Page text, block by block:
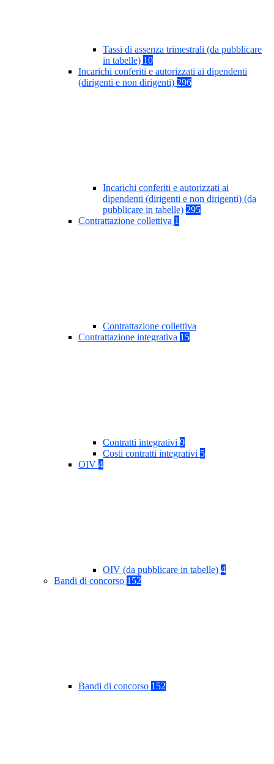
Tassi di assenza trimestrali (da pubblicare
in tabelle) 10
Incarichi conferiti e autorizzati ai dipendenti
(dirigenti e non dirigenti) 296
Incarichi conferiti e autorizzati ai
dipendenti (dirigenti e non dirigenti) (da
pubblicare in tabelle) 295
Contrattazione collettiva 1
Contrattazione collettiva
Contrattazione integrativa 15
Contratti integrativi 9
Costi contratti integrativi 5
OIV 4
OIV (da pubblicare in tabelle) 4
Bandi di concorso 152
Bandi di concorso 152